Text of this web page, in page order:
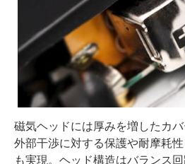
磁気ヘッドには厚みを増したカバ
外部干渉に対する保護や耐摩耗
も実現。ヘッド構造はバランス